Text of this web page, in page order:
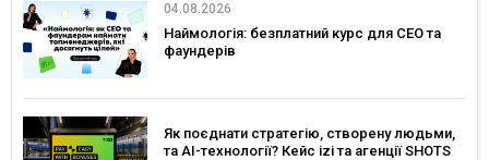
04.08.2026
Наймологія: безплатний курс для CEO та
фаундерів
Як поєднати стратегію, створену людьми,
та AI-технології? Кейс izi та агенції SHOTS